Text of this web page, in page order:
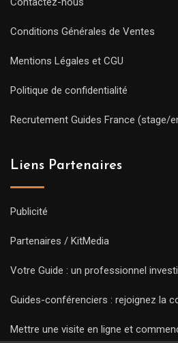
Conditions Générales de Ventes
Mentions Légales et CGU
Politique de confidentialité
Recrutement Guides France (stage/
Liens Partenaires
Publicité
Partenaires / KitMedia
Votre Guide : un professionnel investi
Guides-conférenciers : rejoignez la
Mettre une visite en ligne et